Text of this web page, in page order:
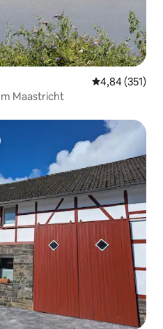
4,84 de uma
4,84 (351)
Maastricht
dos hóspedes